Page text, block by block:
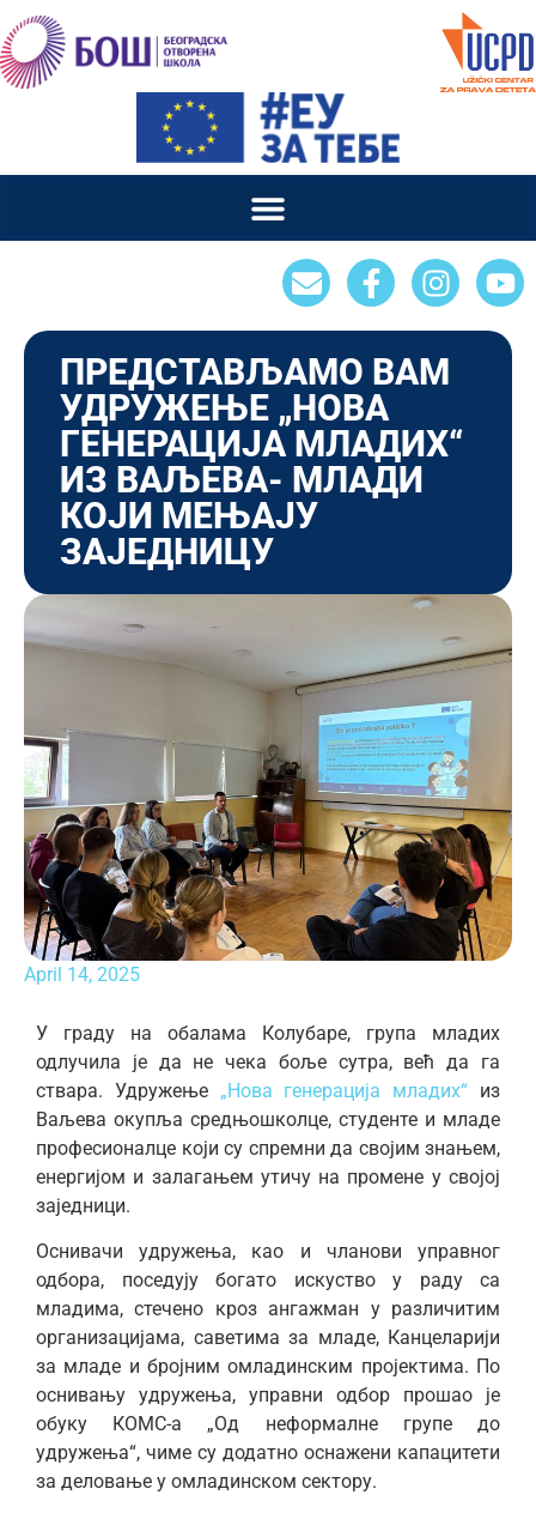
ПРЕДСТАВЉАМО ВАМ
УДРУЖЕЊЕ „НОВА
ГЕНЕРАЦИЈА МЛАДИХ“
ИЗ ВАЉЕВА- МЛАДИ
КОЈИ МЕЊАЈУ
ЗАЈЕДНИЦУ
April 14, 2025
У граду на обалама Колубаре, група младих
одлучила је да не чека боље сутра, већ да га
ствара. Удружење „Нова генерација младих“ из
Ваљева окупља средњошколце, студенте и младе
професионалце који су спремни да својим знањем,
енергијом и залагањем утичу на промене у својој
заједници.
Оснивачи удружења, као и чланови управног
одбора, поседују богато искуство у раду са
младима, стечено кроз ангажман у различитим
организацијама, саветима за младе, Канцеларији
за младе и бројним омладинским пројектима. По
оснивању удружења, управни одбор прошао је
обуку КОМС-а „Од неформалне групе до
удружења“, чиме су додатно оснажени капацитети
за деловање у омладинском сектору.